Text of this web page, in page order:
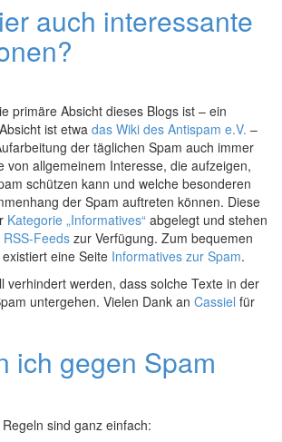
auch interessante
primäre Absicht dieses Blogs ist – ein
ist etwa das Wiki des Antispam e.V. –
der täglichen Spam auch immer
von allgemeinem Interesse, die aufzeigen,
schützen kann und welche besonderen
der Spam auftreten können. Diese
Kategorie „Informatives“ abgelegt und stehen
RSS-Feeds zur Verfügung. Zum bequemen
eine Seite Informatives zur Spam.
verhindert werden, dass solche Texte in der
untergehen. Vielen Dank an Cassiel für
ich gegen Spam
sind ganz einfach: